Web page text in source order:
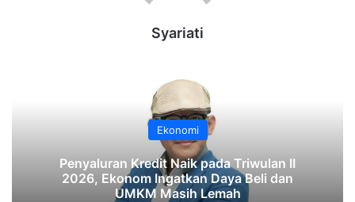
Syariati
Ekonomi
‎Penyaluran Kredit Naik pada Triwulan II
2026, Ekonom Ingatkan Daya Beli dan
UMKM Masih Lemah‎‎